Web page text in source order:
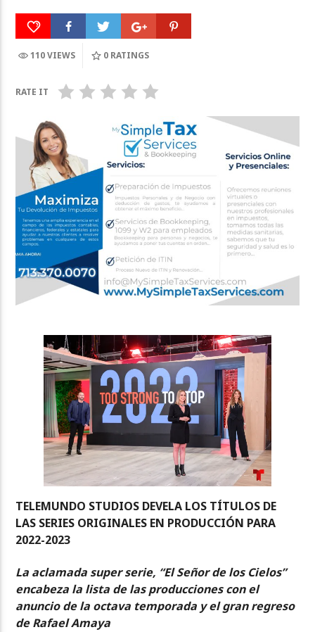
110 VIEWS 0 RATINGS
RATE IT
TELEMUNDO STUDIOS DEVELA LOS TÍTULOS DE
LAS SERIES ORIGINALES EN PRODUCCIÓN PARA
2022-2023
La aclamada super serie, “El Señor de los Cielos”
encabeza la lista de las producciones con el
anuncio de la octava temporada y el gran regreso
de Rafael Amaya